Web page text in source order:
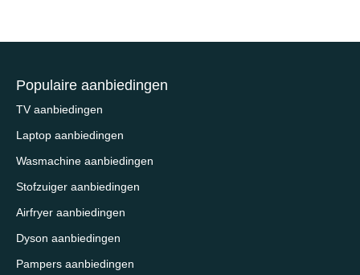
Populaire aanbiedingen
TV aanbiedingen
Laptop aanbiedingen
Wasmachine aanbiedingen
Stofzuiger aanbiedingen
Airfryer aanbiedingen
Dyson aanbiedingen
Pampers aanbiedingen